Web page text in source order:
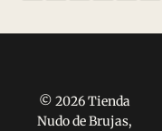
© 2026 Tienda
Nudo de Brujas,